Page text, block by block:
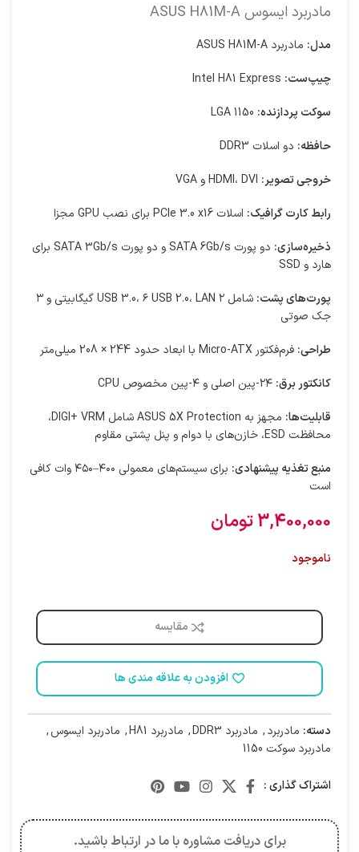
مادربرد ایسوس ASUS H81M-A
مدل: مادربرد ASUS H81M-A
چیپ‌ست:
سوکت پردازنده:
حافظه: دو اسلات DDR3
خروجی تصویر:
رابط کارت گرافیک: اسلات PCIe 3.0 x16 برای نصب GPU مجزا
ذخیره‌سازی:
دو پورت SATA 6Gb/s و دو پورت SATA 3Gb/s برای
هارد و SSD
پورت‌های پشت:
شامل ۲ USB 3.0، ۶ USB 2.0، LAN گیگابیتی و ۳
جک صوتی
طراحی: فرم‌فکتور Micro-ATX با ابعاد حدود 244 × 208 میلی‌متر
کانکتور برق:
قابلیت‌ها:
مجهز به ASUS 5X Protection شامل DIGI+ VRM،
محافظت ESD، خازن‌های با دوام و پنل پشتی مقاوم
منبع تغذیه پیشنهادی:
برای سیستم‌های معمولی ۴۰۰–۴۵۰ وات کافی
است
3,400,000تومان
ناموجود
مقایسه
افزودن به علاقه مندی ها
دسته: مادربرد, مادربرد DDR3 , مادربرد H81 , مادربرد ایسوس,
مادربرد سوکت 1150
اشتراک گذاری :
برای دریافت مشاوره با ما در ارتباط باشید.